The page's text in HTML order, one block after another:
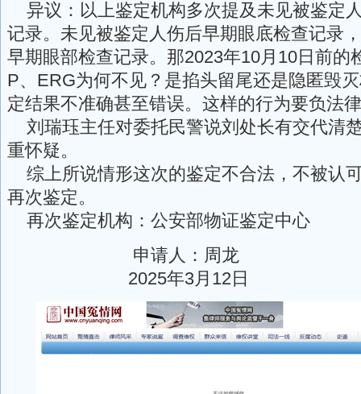
异议：以上鉴定机构多次提及未见被鉴定
记录。未见被鉴定人伤后早期眼底检查记录
早期眼部检查记录。那2023年10月10日前的
P、ERG为何不见？是掐头留尾还是隐匿毁
定结果不准确甚至错误。这样的行为要负法
刘瑞珏主任对委托民警说刘处长有交代清
重怀疑。
综上所说情形这次的鉴定不合法，不被认
再次鉴定。
再次鉴定机构：公安部物证鉴定中心
申请人：周龙
2025年3月12日